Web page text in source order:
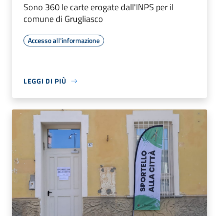
Sono 360 le carte erogate dall'INPS per il
comune di Grugliasco
Accesso all'informazione
LEGGI DI PIÙ